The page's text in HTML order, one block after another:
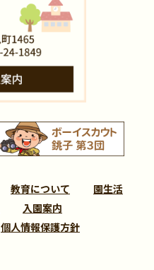
教育について
園生活
入園案内
個人情報保護方針